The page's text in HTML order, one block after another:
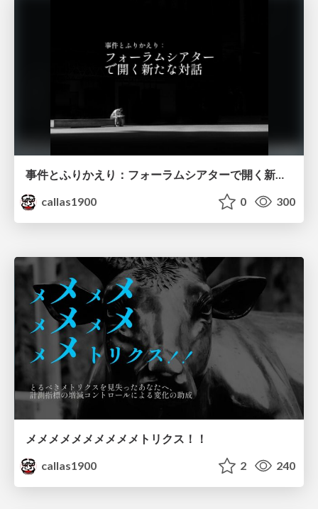
事件とふりかえり：フォーラムシアターで開く新たな対話
callas1900
0 300
メメメメメメメメメメトリクス！！
callas1900
2 240